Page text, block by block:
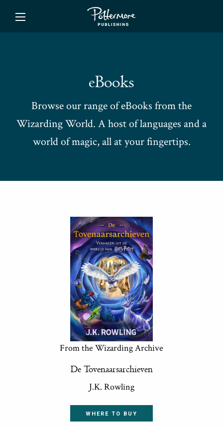
eBooks
Browse our range of eBooks from the
Wizarding World. A host of languages and a
world of magic, all at your fingertips.
From the Wizarding Archive
De Tovenaarsarchieven
J.K. Rowling
WHERE TO BUY